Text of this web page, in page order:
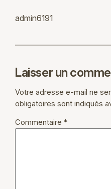
admin6191
Laisser un
Votre adresse e-mail ne
obligatoires sont indiqués
Commentaire*